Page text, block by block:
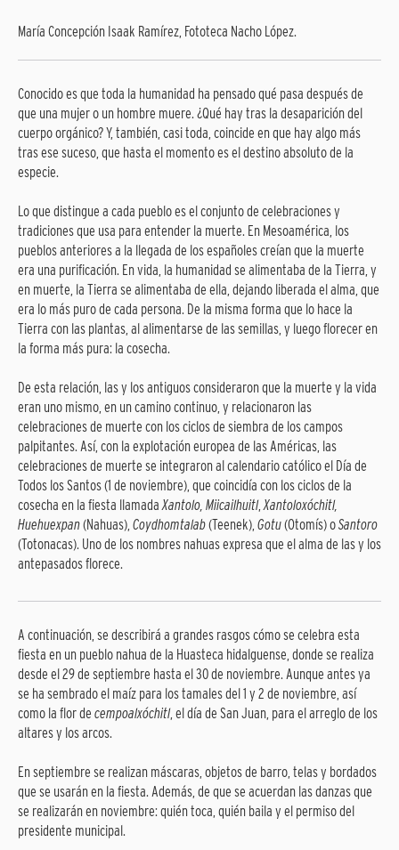
María Concepción Isaak Ramírez, Fototeca Nacho López.
Conocido es que toda la humanidad ha pensado qué pasa después de
que una mujer o un hombre muere. ¿Qué hay tras la desaparición del
cuerpo orgánico? Y, también, casi toda, coincide en que hay algo más
tras ese suceso, que hasta el momento es el destino absoluto de la
especie.
Lo que distingue a cada pueblo es el conjunto de celebraciones y
tradiciones que usa para entender la muerte. En Mesoamérica, los
pueblos anteriores a la llegada de los españoles creían que la muerte
era una purificación. En vida, la humanidad se alimentaba de la Tierra, y
en muerte, la Tierra se alimentaba de ella, dejando liberada el alma, que
era lo más puro de cada persona. De la misma forma que lo hace la
Tierra con las plantas, al alimentarse de las semillas, y luego florecer en
la forma más pura: la cosecha.
De esta relación, las y los antiguos consideraron que la muerte y la vida
eran uno mismo, en un camino continuo, y relacionaron las
celebraciones de muerte con los ciclos de siembra de los campos
palpitantes. Así, con la explotación europea de las Américas, las
celebraciones de muerte se integraron al calendario católico el Día de
Todos los Santos (1 de noviembre), que coincidía con los ciclos de la
cosecha en la fiesta llamadaXantolo, Miicailhuitl,Xantoloxóchitl,
Huehuexpan(Nahuas), Coydhomtalab(Teenek), Gotu(Otomís) oSantoro
(Totonacas). Uno de los nombres nahuas expresa que el alma de las y los
antepasados florece.
A continuación, se describirá a grandes rasgos cómo se celebra esta
fiesta en un pueblo nahua de la Huasteca hidalguense, donde se realiza
desde el 29 de septiembre hasta el 30 de noviembre. Aunque antes ya
se ha sembrado el maíz para los tamales del 1 y 2 de noviembre, así
como la flor de cempoalxóchitl, el día de San Juan, para el arreglo de los
altares y los arcos.
En septiembre se realizan máscaras, objetos de barro, telas y bordados
que se usarán en la fiesta. Además, de que se acuerdan las danzas que
se realizarán en noviembre: quién toca, quién baila y el permiso del
presidente municipal.